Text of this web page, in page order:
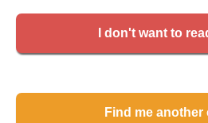
I don't want to
Find me another